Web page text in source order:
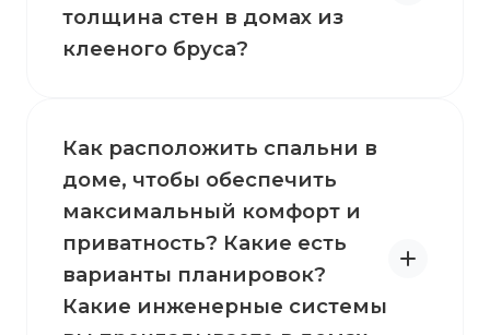
толщина стен в домах из
клееного бруса?
Как расположить спальни в
доме, чтобы обеспечить
максимальный комфорт и
приватность? Какие есть
варианты планировок?
Какие инженерные системы